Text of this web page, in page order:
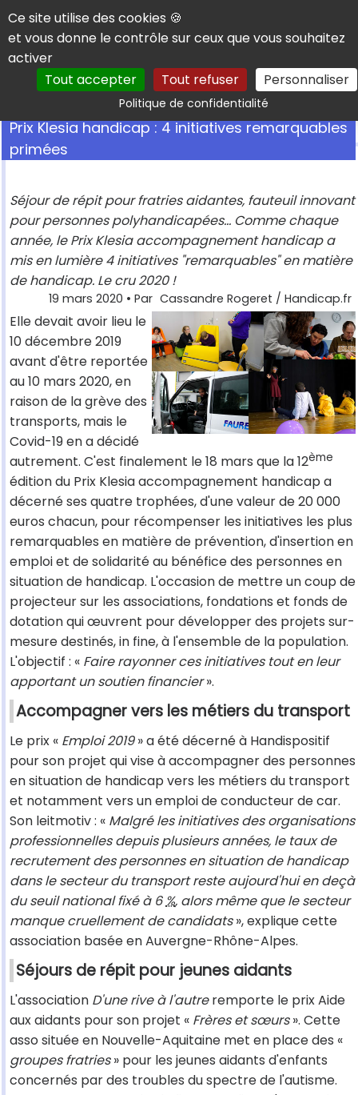
Panneau de gestion des cookies
Ce site utilise des cookies 🍪
et vous donne le contrôle sur ceux que vous souhaitez
activer
Tout accepter
Tout refuser Personnaliser
Politique de confidentialitéRechercher
Prix Klesia handicap : 4 initiatives remarquables
primées
Séjour de répit pour fratries aidantes, fauteuil innovant
pour personnes polyhandicapées... Comme chaque
année, le Prix Klesia accompagnement handicap a
mis en lumière 4 initiatives "remarquables" en matière
de handicap. Le cru 2020 !
19 mars 2020 • Par Cassandre Rogeret / Handicap.fr
Elle devait avoir lieu le
10 décembre 2019
avant d'être reportée
au 10 mars 2020, en
raison de la grève des
transports, mais le
Covid-19 en a décidé
autrement. C'est finalement le 18 mars que la 12ème
édition du Prix Klesia accompagnement handicap a
décerné ses quatre trophées, d'une valeur de 20 000
euros chacun, pour récompenser les initiatives les plus
remarquables en matière de prévention, d'insertion en
emploi et de solidarité au bénéfice des personnes en
situation de handicap. L'occasion de mettre un coup de
projecteur sur les associations, fondations et fonds de
dotation qui œuvrent pour développer des projets sur-
mesure destinés, in fine, à l'ensemble de la population.
L'objectif : « Faire rayonner ces initiatives tout en leur
apportant un soutien financier».
Accompagner vers les métiers du transport
Le prix « Emploi 2019» a été décerné à Handispositif
pour son projet qui vise à accompagner des personnes
en situation de handicap vers les métiers du transport
et notamment vers un emploi de conducteur de car.
Son leitmotiv : « Malgré les initiatives des organisations
professionnelles depuis plusieurs années, le taux de
recrutement des personnes en situation de handicap
dans le secteur du transport reste aujourd'hui en deçà
du seuil national fixé à 6%, alors même que le secteur
manque cruellement de candidats», explique cette
association basée en Auvergne-Rhône-Alpes.
Séjours de répit pour jeunes aidants
L'association D'une rive à l'autreremporte le prix Aide
aux aidants pour son projet « Frères et sœurs». Cette
asso située en Nouvelle-Aquitaine met en place des «
groupes fratries» pour les jeunes aidants d'enfants
concernés par des troubles du spectre de l'autisme.